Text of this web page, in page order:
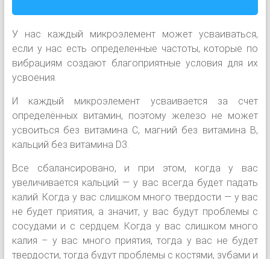
У нас каждый микроэлемент может усваиваться,
если у нас есть определенные частоты, которые по
вибрациям создают благоприятные условия для их
усвоения.
И каждый микроэлемент усваивается за счет
определённых витамин, поэтому железо не может
усвоиться без витамина С, магний без витамина B,
кальций без витамина D3.
Все сбалансировано, и при этом, когда у вас
увеличивается кальций — у вас всегда будет падать
калий. Когда у вас слишком много твердости — у вас
не будет приятия, а значит, у вас будут проблемы с
сосудами и с сердцем. Когда у вас слишком много
калия – у вас много приятия, тогда у вас не будет
твердости, тогда будут проблемы с костями, зубами и